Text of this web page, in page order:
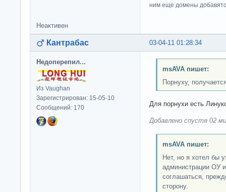
ним еще домены
Неактивен
03-04-11 01:28:34
Кантрабас
Недоперепил...
Из Vaughan
Зарегистрирован: 15-05-10
Сообщений: 170
msAVA пишет:
Порнуху,
Для порнухи есть
Добавлено спустя 02
msAVA пишет:
Нет, но я хотел бы
администрации ОУ
соглашаться,
сторону.